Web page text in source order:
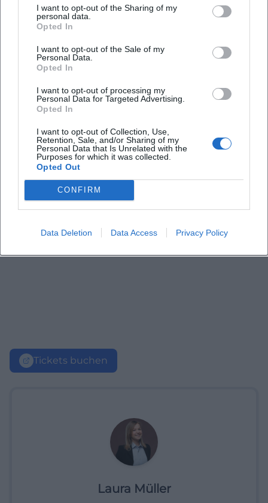
I want to opt-out of the Sharing of my
personal data.
Opted In
I want to opt-out of the Sale of my
Personal Data.
Opted In
I want to opt-out of processing my
Personal Data for Targeted Advertising.
Opted In
I want to opt-out of Collection, Use,
Retention, Sale, and/or Sharing of my
Personal Data that Is Unrelated with the
Purposes for which it was collected.
Opted Out
CONFIRM
Data Deletion Data Access Privacy Policy
Findet das Stadtfest auch bei schlechtem Wetter
Tickets buchen
Laura Müller